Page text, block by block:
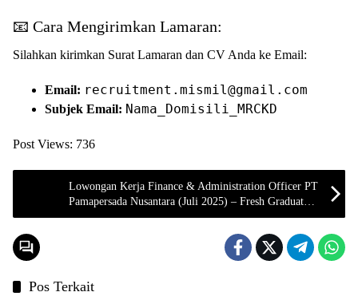
📧 Cara Mengirimkan Lamaran:
Silahkan kirimkan Surat Lamaran dan CV Anda ke Email:
Email: recruitment.mismil@gmail.com
Subjek Email: Nama_Domisili_MRCKD
Post Views: 736
Lowongan Kerja Finance & Administration Officer PT
Pamapersada Nusantara (Juli 2025) – Fresh Graduate
Welcome!
Pos Terkait
LOKER SERANG